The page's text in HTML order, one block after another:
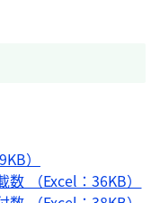
）
（Excel：36KB）